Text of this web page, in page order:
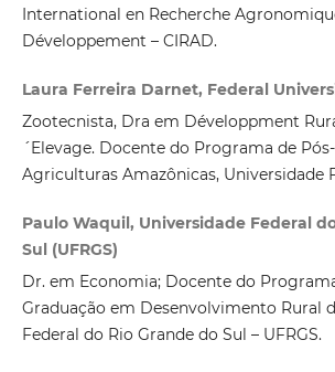
International en Recherche
Développement – CIRAD.
Laura Ferreira Darnet, Federal
Zootecnista, Dra em Développment
´Elevage. Docente do Programa de
Agriculturas Amazônicas, Universidade
Paulo Waquil, Universidade Federal
Sul (UFRGS)
Dr. em Economia; Docente do
Graduação em Desenvolvimento Rural
Federal do Rio Grande do Sul – UFRGS.